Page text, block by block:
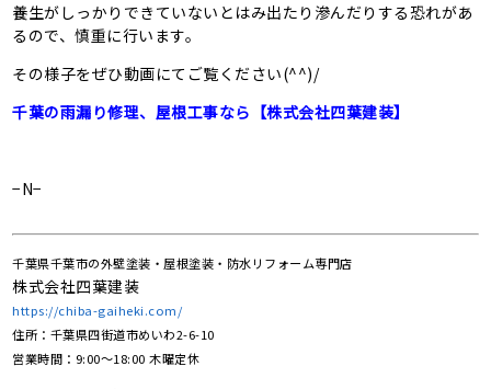
養生がしっかりできていないとはみ出たり滲んだりする恐れがあ
るので、慎重に行います。
その様子をぜひ動画にてご覧ください(^^)/
千葉の雨漏り修理、屋根工事なら【株式会社四葉建装】
−N−
千葉県千葉市の外壁塗装・屋根塗装・防水リフォーム専門店
株式会社四葉建装
https://chiba-gaiheki.com/
住所：千葉県四街道市めいわ2-6-10
営業時間：9:00〜18:00 木曜定休